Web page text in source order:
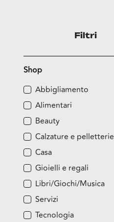
Filtri
Shop
Abbigliamento
Alimentari
Beauty
Calzature e pelletterie
Casa
Gioielli e regali
Libri/Giochi/Musica
Servizi
Tecnologia